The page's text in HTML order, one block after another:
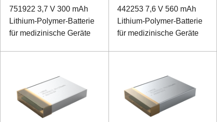
751922 3,7 V 300 mAh
Lithium-Polymer-Batterie
für medizinische Geräte
442253 7,6 V 560 mAh
Lithium-Polymer-Batterie
für medizinische Geräte